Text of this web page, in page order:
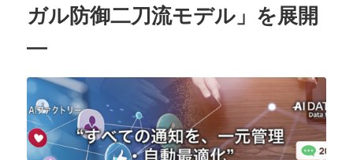
ガル防御二刀流モデル」を展開
―